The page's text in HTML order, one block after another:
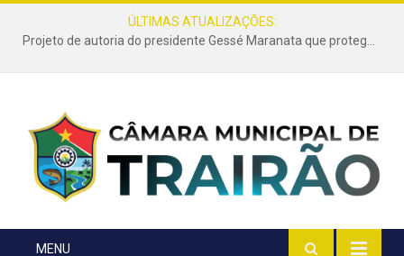
ÚLTIMAS ATUALIZAÇÕES:
Projeto de autoria do presidente Gessé Maranata que protege as estradas vicinais de Trairão é transformado em lei
MENU